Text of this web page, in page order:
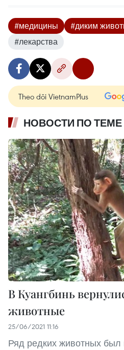
#медицины #диким
#лекарства
Theo dõi VietnamPlus
НОВОСТИ ПО ТЕМЕ
В Куангбинь
животные
25/06/2021 11:16
Ряд редких животных